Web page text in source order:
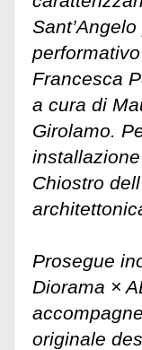
Francesca
a cura di
Girolamo.
Chiostro
Prosegue
Diorama ×
originale